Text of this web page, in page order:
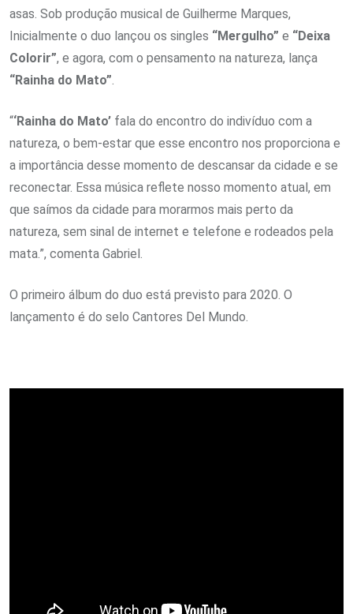
asas. Sob produção musical de Guilherme Marques,
Inicialmente o duo lançou os singles “Mergulho” e “Deixa
Colorir”, e agora, com o pensamento na natureza, lança
“Rainha do Mato”.
“‘Rainha do Mato’ fala do encontro do indivíduo com a
natureza, o bem-estar que esse encontro nos proporciona e
a importância desse momento de descansar da cidade e se
reconectar. Essa música reflete nosso momento atual, em
que saímos da cidade para morarmos mais perto da
natureza, sem sinal de internet e telefone e rodeados pela
mata.”, comenta Gabriel.
O primeiro álbum do duo está previsto para 2020. O
lançamento é do selo Cantores Del Mundo.